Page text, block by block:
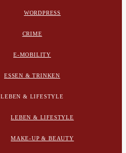
WORDPRESS
CRIME
E-MOBILITY
ESSEN & TRINKEN
LEBEN & LIFESTYLE
LEBEN & LIFESTYLE
MAKE-UP & BEAUTY